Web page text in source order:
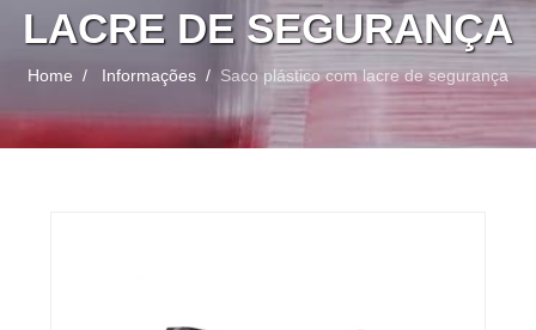
LACRE DE SEGURANÇA
Home Informações Saco plástico com lacre de segurança